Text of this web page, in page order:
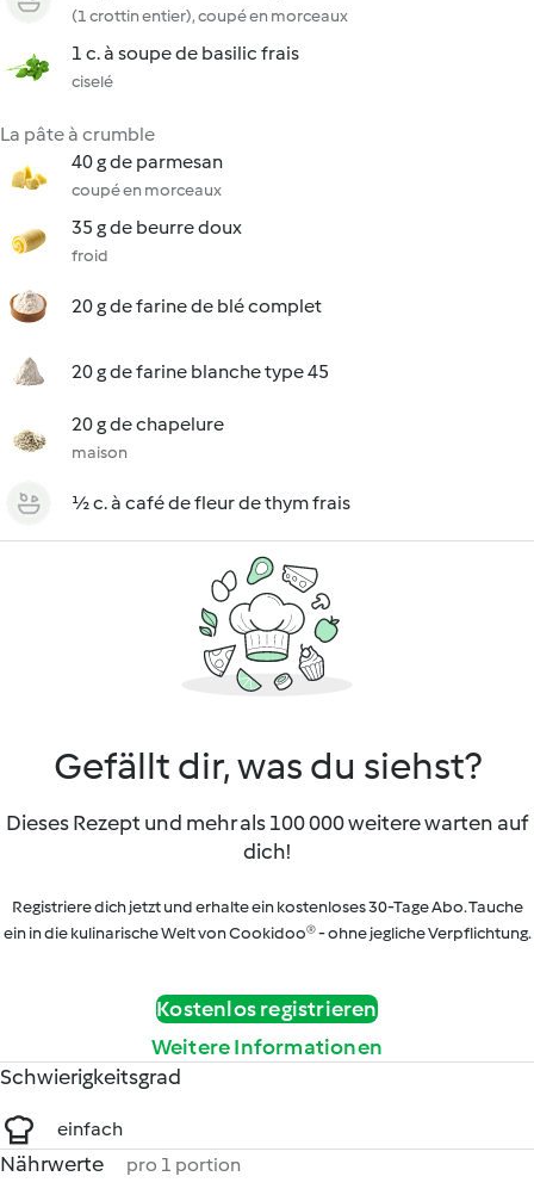
(1 crottin entier), coupé en morceaux
1 c. à soupe de basilic frais
ciselé
La pâte à crumble
40 g de parmesan
coupé en morceaux
35 g de beurre doux
froid
20 g de farine de blé complet
20 g de farine blanche type 45
20 g de chapelure
maison
½ c. à café de fleur de thym frais
Gefällt dir, was du siehst?
Dieses Rezept und mehr als 100 000 weitere warten auf
dich!
Registriere dich jetzt und erhalte ein kostenloses 30-Tage Abo. Tauche
ein in die kulinarische Welt von Cookidoo® - ohne jegliche Verpflichtung.
Kostenlos registrieren
Weitere Informationen
Schwierigkeitsgrad
einfach
Nährwerte pro 1 portion